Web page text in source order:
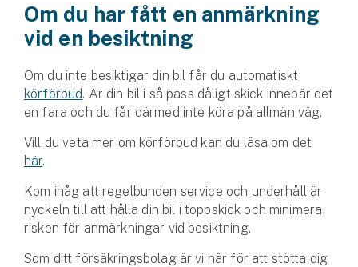
Om du har fått en anmärkning
vid en besiktning
Om du inte besiktigar din bil får du automatiskt
körförbud. Är din bil i så pass dåligt skick innebär det
en fara och du får därmed inte köra på allmän väg.
Vill du veta mer om körförbud kan du läsa om det
här.
Kom ihåg att regelbunden service och underhåll är
nyckeln till att hålla din bil i toppskick och minimera
risken för anmärkningar vid besiktning.
Som ditt försäkringsbolag är vi här för att stötta dig